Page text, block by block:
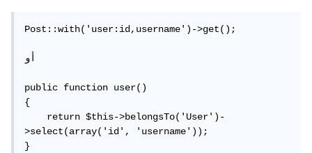
Post::with('user:id,username')->get();
أو
public function user()
{
    return $this->belongsTo('User')-
>select(array('id', 'username'));
}